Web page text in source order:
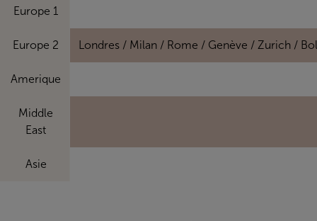
Europe 1
Europe 2 Londres / Milan / Rome / Genève / Zurich /
Amerique
Middle
East
Asie